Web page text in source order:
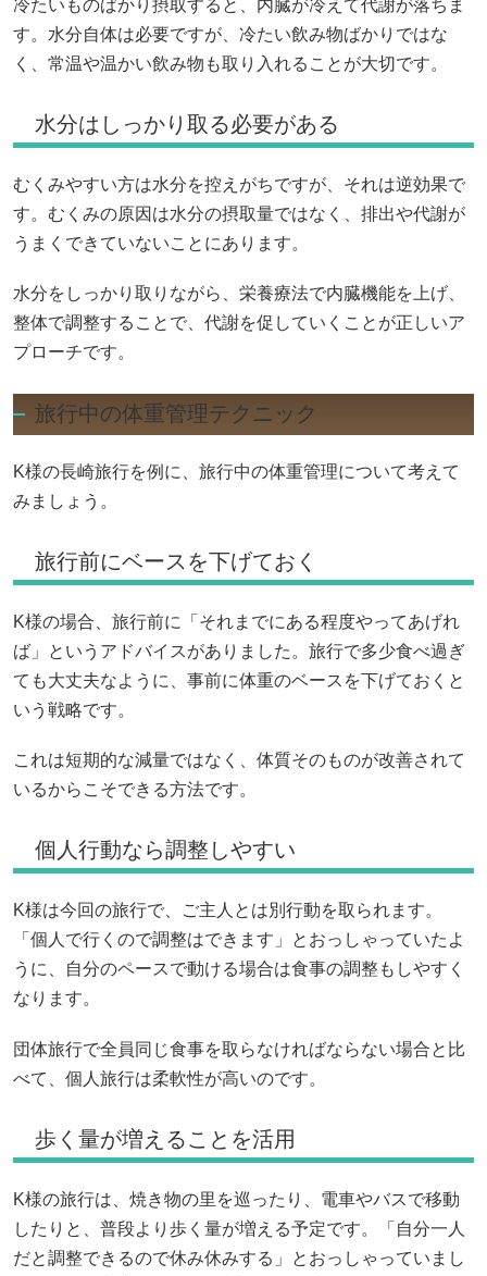
冷たいものばかり摂取すると、内臓が冷えて代謝が落ちま
す。水分自体は必要ですが、冷たい飲み物ばかりではな
く、常温や温かい飲み物も取り入れることが大切です。
水分はしっかり取る必要がある
むくみやすい方は水分を控えがちですが、それは逆効果で
す。むくみの原因は水分の摂取量ではなく、排出や代謝が
うまくできていないことにあります。
水分をしっかり取りながら、栄養療法で内臓機能を上げ、
整体で調整することで、代謝を促していくことが正しいア
プローチです。
旅行中の体重管理テクニック
K様の長崎旅行を例に、旅行中の体重管理について考えて
みましょう。
旅行前にベースを下げておく
K様の場合、旅行前に「それまでにある程度やってあげれ
ば」というアドバイスがありました。旅行で多少食べ過ぎ
ても大丈夫なように、事前に体重のベースを下げておくと
いう戦略です。
これは短期的な減量ではなく、体質そのものが改善されて
いるからこそできる方法です。
個人行動なら調整しやすい
K様は今回の旅行で、ご主人とは別行動を取られます。
「個人で行くので調整はできます」とおっしゃっていたよ
うに、自分のペースで動ける場合は食事の調整もしやすく
なります。
団体旅行で全員同じ食事を取らなければならない場合と比
べて、個人旅行は柔軟性が高いのです。
歩く量が増えることを活用
K様の旅行は、焼き物の里を巡ったり、電車やバスで移動
したりと、普段より歩く量が増える予定です。「自分一人
だと調整できるので休み休みする」とおっしゃっていまし